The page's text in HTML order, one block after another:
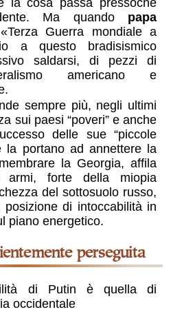
Ma quando papa
Guerra mondiale a
a questo bradisismico
saldarsi, di pezzi di
americano e
sempre più, negli ultimi
sui paesi “poveri” e anche
delle sue “piccole
la portano ad annettere la
la Georgia, affila
forte della miopia
del sottosuolo russo,
di intoccabilità in
piano energetico.
perseguita
di Putin è quella di
occidentale